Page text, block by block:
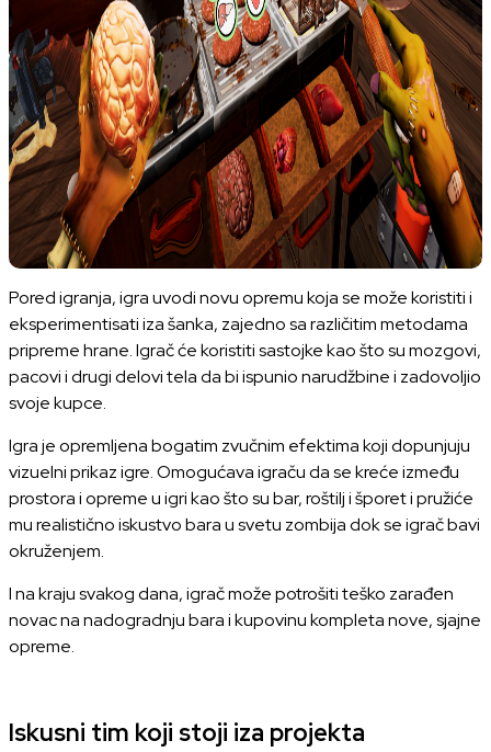
Pored igranja, igra uvodi novu opremu koja se može koristiti i
eksperimentisati iza šanka, zajedno sa različitim metodama
pripreme hrane. Igrač će koristiti sastojke kao što su mozgovi,
pacovi i drugi delovi tela da bi ispunio narudžbine i zadovoljio
svoje kupce.
Igra je opremljena bogatim zvučnim efektima koji dopunjuju
vizuelni prikaz igre. Omogućava igraču da se kreće između
prostora i opreme u igri kao što su bar, roštilj i šporet i pružiće
mu realistično iskustvo bara u svetu zombija dok se igrač bavi
okruženjem.
I na kraju svakog dana, igrač može potrošiti teško zarađen
novac na nadogradnju bara i kupovinu kompleta nove, sjajne
opreme.
Iskusni tim koji stoji iza projekta